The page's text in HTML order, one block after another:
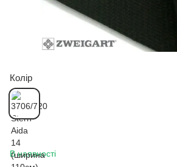
Колір
В наявності